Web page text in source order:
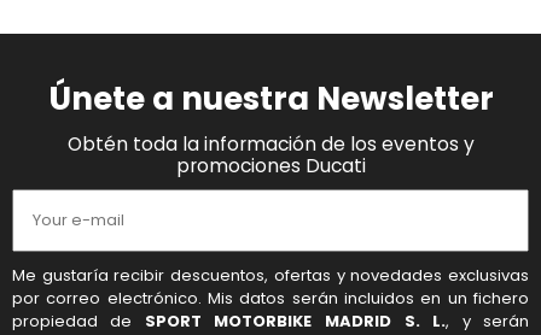
Únete a nuestra Newsletter
Obtén toda la información de los eventos y
promociones Ducati
Me gustaría recibir descuentos, ofertas y novedades exclusivas
por correo electrónico. Mis datos serán incluidos en un fichero
propiedad de SPORT MOTORBIKE MADRID S. L., y serán